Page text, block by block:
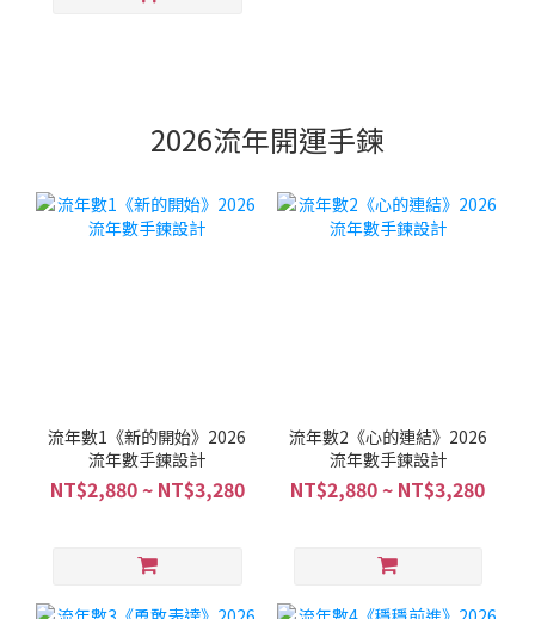
2026流年開運手鍊
流年數1《新的開始》2026
流年數手鍊設計
NT$2,880 ~ NT$3,280
流年數2《心的連結》2026
流年數手鍊設計
NT$2,880 ~ NT$3,280